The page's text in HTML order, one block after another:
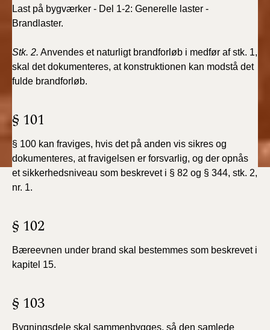
Last på bygværker - Del 1-2: Generelle laster -
Brandlaster.
Stk. 2. Anvendes et naturligt brandforløb i medfør af stk. 1,
skal det dokumenteres, at konstruktionen kan modstå det
fulde brandforløb.
§ 101
§ 100 kan fraviges, hvis det på anden vis sikres og
dokumenteres, at fravigelsen er forsvarlig, og der opnås
et sikkerhedsniveau som beskrevet i § 82 og § 344, stk. 2,
nr. 1.
§ 102
Bæreevnen under brand skal bestemmes som beskrevet i
kapitel 15.
§ 103
Bygningsdele skal sammenbygges, så den samlede